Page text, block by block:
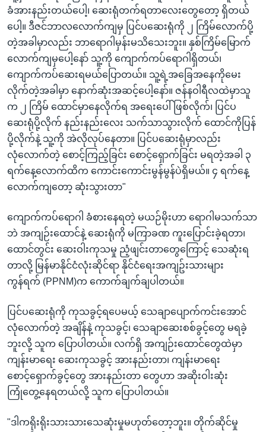
ခံအားနည်းတယ်ပေါ့၊ ဆေးရုံတက်ရတာလေးတွေတော့ ရှိတယ်
ပေါ့။ ဒီဇင်ဘာလလောက်ကျမှ ပြင်ပဆေးရုံကို ၂ ကြိမ်လောက်ပို့
တဲ့အခါမှာလည်း ဘာရောဂါမှန်းမသိသေးဘူး။ နှစ်ကြိမ်မြောက်
လောက်ကျမှပေါ့နော် သူ့ကို ကျောက်ကပ်ရောဂါရှိတယ်၊
ကျောက်ကပ်ဆေးရမယ်ပြောတယ်။ သူ့ရဲ့အခြေအနေကိုမေး
လိုက်တဲ့အခါမှာ နောက်ဆုံးအဆင့်ပေါ့နော်။ ဇန်နဝါရီလထဲမှာသူ
က ၂ ကြိမ် ထောင်မှာနေလိုက်ရ အရေးပေါ်ဖြစ်လိုက်၊ ပြင်ပ
ဆေးရုံပို့လိုက် နည်းနည်းလေး သက်သာသွားလိုက် ထောင်ကိုပြန်
ပို့လိုက်နဲ့ သူ့ကို အဲလိုလုပ်နေတာ။ ပြင်ပဆေးရုံမှာလည်း
လုံလောက်တဲ့ စောင့်ကြည့်ခြင်း စောင့်ရှောက်ခြင်း မရတဲ့အခါ ၃
ရက်နေ့လောက်ထိက ကောင်းကောင်းမွန်မွန်ပဲရှိမယ်။ ၄ ရက်နေ့
လောက်ကျတော့ ဆုံးသွားတာ"
ကျောက်ကပ်ရောဂါ ခံစားနေရတဲ့ မယဉ်မိုးဟာ ရောဂါမသက်သာ
ဘဲ အကျဉ်းထောင်နဲ့ ဆေးရုံကို မကြာခဏ ကူးပြောင်းခဲ့ရတာ၊
ထောင်တွင်း ဆေးဝါးကုသမှု ညံ့ဖျင်းတာတွေကြောင့် သေဆုံးရ
တာလို့ မြန်မာနိုင်ငံလုံးဆိုင်ရာ နိုင်ငံရေးအကျဥ်းသားများ
ကွန်ရက် (PPNM)က ကောက်ချက်ချပါတယ်။
ပြင်ပဆေးရုံကို ကုသခွင့်ရပေမယ့် သေချာပျောက်ကင်းအောင်
လုံလောက်တဲ့ အချိန်နဲ့ ကုသခွင့်၊ သေချာဆေးစစ်ခွင့်တွေ မရခဲ့
ဘူးလို့ သူက ပြောပါတယ်။ လက်ရှိ အကျဉ်းထောင်တွေထဲမှာ
ကျန်းမာရေး ဆေးကုသခွင့် အားနည်းတာ၊ ကျန်းမာရေး
စောင့်ရှောက်ခွင့်တွေ အားနည်းတာ တွေဟာ အဆိုးဝါးဆုံး
ကြုံတွေ့နေရတယ်လို့ သူက ပြောပါတယ်။
"ဒါကရိုးရိုးသားသားသေဆုံးမှုမဟုတ်တော့ဘူး။ တိုက်ဆိုင်မှု